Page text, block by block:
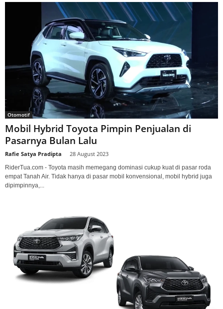
Otomotif
Mobil Hybrid Toyota Pimpin Penjualan di
Pasarnya Bulan Lalu
Rafie Satya Pradipta 28 August 2023
RiderTua.com - Toyota masih memegang dominasi cukup kuat di pasar roda
empat Tanah Air. Tidak hanya di pasar mobil konvensional, mobil hybrid juga
dipimpinnya,...